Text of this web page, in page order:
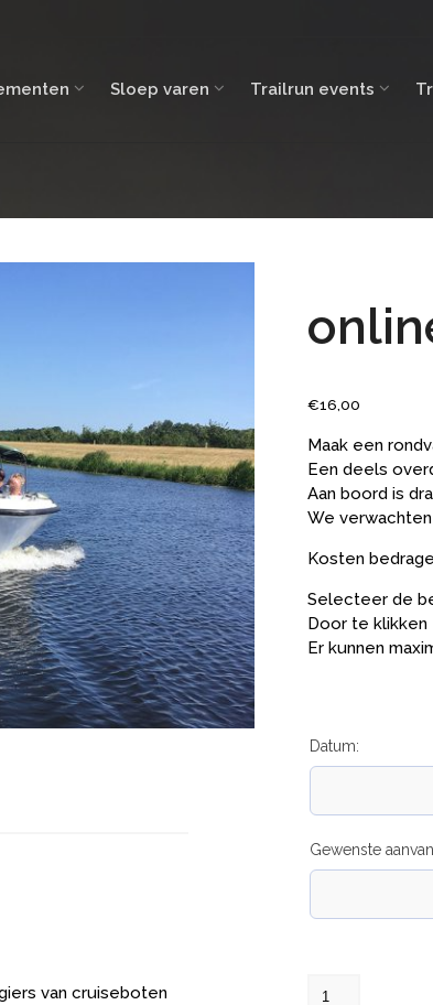
Sloep varen Trailrun events
€16,00
Maak een
Een deels
Aan boord is
We
Kosten
Selecteer de
Door te
Er kunnen
Datum:
Gewenste
van cruiseboten